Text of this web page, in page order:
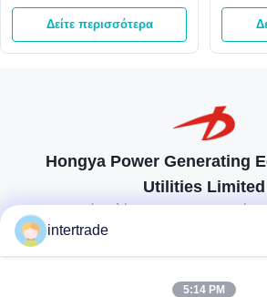
ηλεκτρικής ενέργειας νερού
με Σπείρα χαλκού
Δείτε περισσότερα
Hongya Power Generating
Utilities Limited
προσαρμοσμένες λύσεις για να
intertrade
5:14 PM